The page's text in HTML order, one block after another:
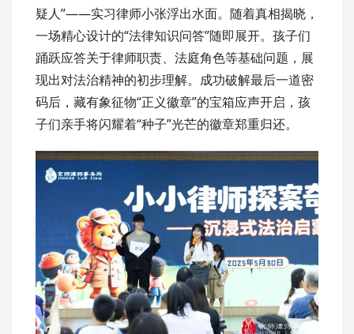
疑人”——实习律师小张浮出水面。随着真相揭晓，
一场精心设计的“法律知识问答”随即展开。孩子们
踊跃应答关于律师职责、法庭角色等基础问题，展
现出对法治精神的初步理解。成功破解最后一道密
码后，藏有象征物“正义徽章”的宝箱应声开启，孩
子们亲手将闪耀着“种子”光芒的徽章郑重归还。